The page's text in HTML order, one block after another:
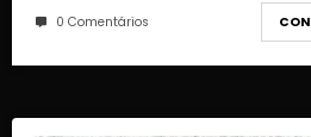
0 Comentários